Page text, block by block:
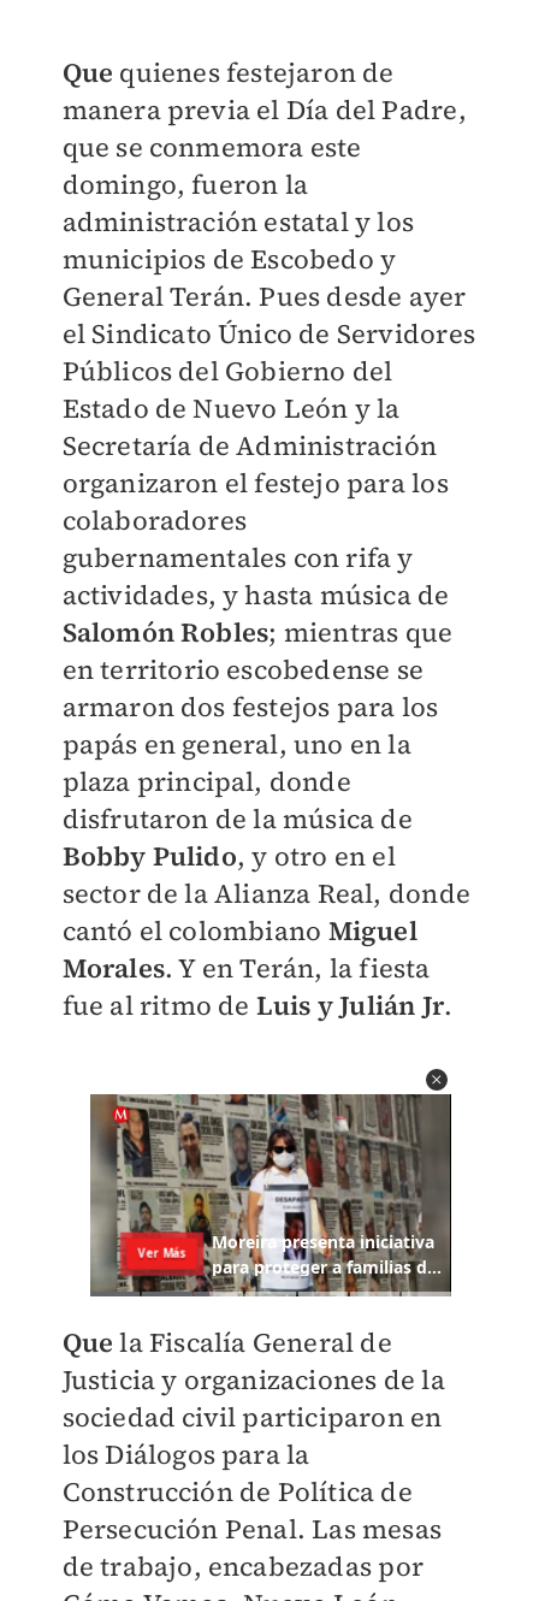
Que quienes festejaron de
manera previa el Día del Padre,
que se conmemora este
domingo, fueron la
administración estatal y los
municipios de Escobedo y
General Terán. Pues desde ayer
el Sindicato Único de Servidores
Públicos del Gobierno del
Estado de Nuevo León y la
Secretaría de Administración
organizaron el festejo para los
colaboradores
gubernamentales con rifa y
actividades, y hasta música de
Salomón Robles; mientras que
en territorio escobedense se
armaron dos festejos para los
papás en general, uno en la
plaza principal, donde
disfrutaron de la música de
Bobby Pulido, y otro en el
sector de la Alianza Real, donde
cantó el colombiano Miguel
Morales. Y en Terán, la fiesta
fue al ritmo de Luis y Julián Jr.
Quela Fiscalía General de
Justicia y organizaciones de la
sociedad civil participaron en
los Diálogos para la
Construcción de Política de
Persecución Penal. Las mesas
de trabajo, encabezadas por